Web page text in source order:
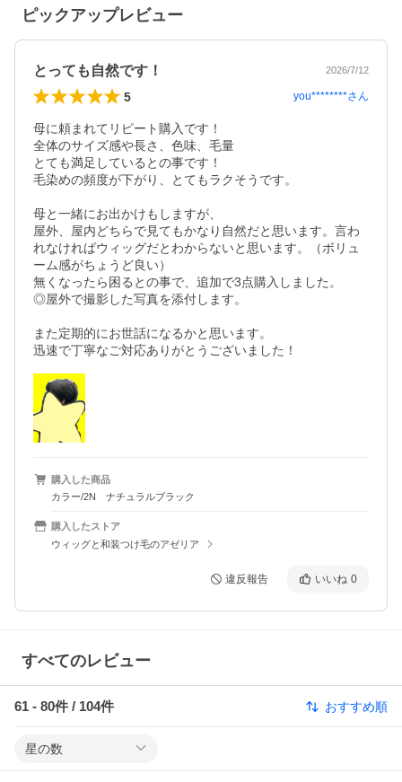
ピックアップレビュー
とっても自然です！ 2026/7/12
5 you********さん
母に頼まれてリピート購入です！
全体のサイズ感や長さ、色味、毛量
とても満足しているとの事です！
毛染めの頻度が下がり、とてもラクそうです。
母と一緒にお出かけもしますが、
屋外、屋内どちらで見てもかなり自然だと思います。言わ
れなければウィッグだとわからないと思います。（ボリュ
ーム感がちょうど良い）
無くなったら困るとの事で、追加で3点購入しました。
◎屋外で撮影した写真を添付します。
また定期的にお世話になるかと思います。
迅速で丁寧なご対応ありがとうございました！
購入した商品
カラー/2N ナチュラルブラック
購入したストア
ウィッグと和装つけ毛のアゼリア
違反報告 いいね 0
すべてのレビュー
61 - 80件 / 104件 おすすめ順
星の数